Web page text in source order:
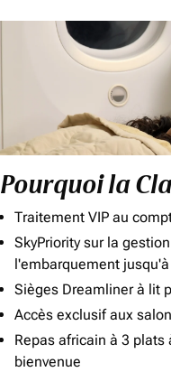
Pourquoi la
Traitement VIP au
SkyPriority sur la
l'embarquement
Sièges Dreamliner à lit
Accès exclusif aux
Repas africain à 3 plats
bienvenue